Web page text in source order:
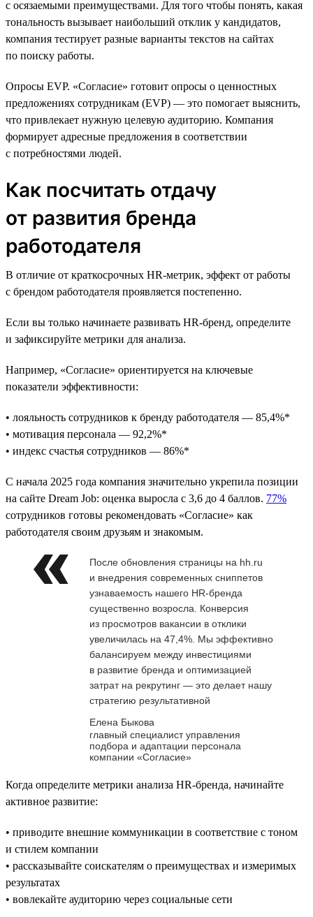
с осязаемыми преимуществами. Для того чтобы понять, какая
тональность вызывает наибольший отклик у кандидатов,
компания тестирует разные варианты текстов на сайтах
по поиску работы.
Опросы EVP. «Согласие» готовит опросы о ценностных
предложениях сотрудникам (EVP) — это помогает выяснить,
что привлекает нужную целевую аудиторию. Компания
формирует адресные предложения в соответствии
с потребностями людей.
Как посчитать отдачу
от развития бренда
работодателя
В отличие от краткосрочных HR-метрик, эффект от работы
с брендом работодателя проявляется постепенно.
Если вы только начинаете развивать HR-бренд, определите
и зафиксируйте метрики для анализа.
Например, «Согласие» ориентируется на ключевые
показатели эффективности:
• лояльность сотрудников к бренду работодателя — 85,4%*
• мотивация персонала — 92,2%*
• индекс счастья сотрудников — 86%*
С начала 2025 года компания значительно укрепила позиции
на сайте Dream Job: оценка выросла с 3,6 до 4 баллов. 77%
сотрудников готовы рекомендовать «Согласие» как
работодателя своим друзьям и знакомым.
После обновления страницы на hh.ru
и внедрения современных сниппетов
узнаваемость нашего HR-бренда
существенно возросла. Конверсия
из просмотров вакансии в отклики
увеличилась на 47,4%. Мы эффективно
балансируем между инвестициями
в развитие бренда и оптимизацией
затрат на рекрутинг — это делает нашу
стратегию результативной
Елена Быкова
главный специалист управления
подбора и адаптации персонала
компании «Согласие»
Когда определите метрики анализа HR-бренда, начинайте
активное развитие:
• приводите внешние коммуникации в соответствие с тоном
и стилем компании
• рассказывайте соискателям о преимуществах и измеримых
результатах
• вовлекайте аудиторию через социальные сети